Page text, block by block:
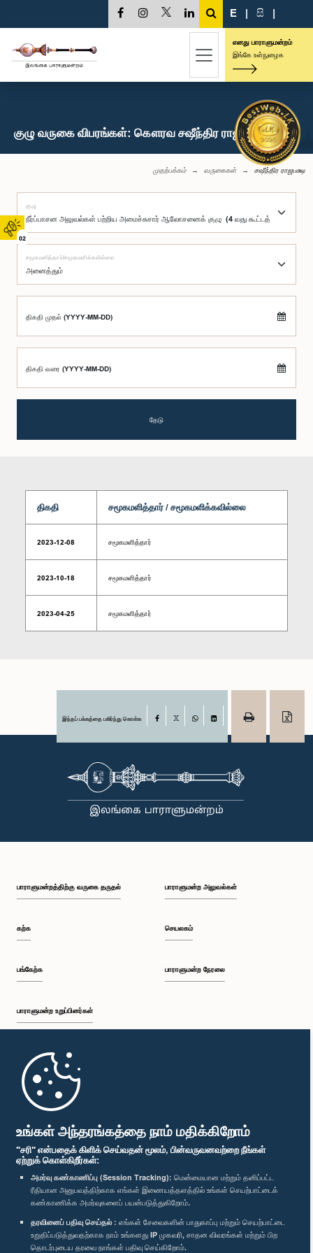
உங்கள் அந்தரங்கத்தை நாம் மதிக்கிறோம்
"சரி" என்பதைக் கிளிக் செய்வதன் மூலம், பின்வருவனவற்றை நீங்கள்
ஏற்றுக் கொள்கிறீர்கள்:
அமர்வு கண்காணிப்பு (Session Tracking): மென்மையான மற்றும் தனிப்பட்ட
ரீதியான அனுபவத்திற்காக எங்கள் இணையத்தளத்தில் உங்கள் செயற்பாட்டைக்
கண்காணிக்க அமர்வுகளைப் பயன்படுத்துகிறோம்.
தரவினைப் பதிவு செய்தல் : எங்கள் சேவைகளின் பாதுகாப்பு மற்றும் செயற்பாட்டை
உறுதிப்படுத்துவதற்காக நாம் உங்களது IP முகவரி, சாதன விவரங்கள் மற்றும் பிற
தொடர்புடைய தரவை நாங்கள் பதிவு செய்கிறோம்.
02
E | සි |
எனது பாராளுமன்றம்
இங்கே உள்நுழைக
குழு வருகை விபரங்கள்: கௌரவ சஷீந்திர ராஜபக்ஷ, பா.உ.
முதற்பக்கம் வருகைகள் சஷீந்திர ராஜபக்ஷ
குழு
சமூகமளித்தார்/சமூகமளிக்கவில்லை
திகதி முதல் (YYYY-MM-DD)
திகதி வரை (YYYY-MM-DD)
தேடு
திகதி சமூகமளித்தார் / சமூகமளிக்கவில்லை
2023-12-08 சமூகமளித்தார்
2023-10-18 சமூகமளித்தார்
2023-04-25 சமூகமளித்தார்
இந்தப் பக்கத்தை பகிர்ந்து கொள்க Facebook
பாராளுமன்றத்திற்கு வருகை தருதல்
கற்க
பங்கேற்க
பாராளுமன்ற உறுப்பினர்கள்
முதற்பக்கம்
பாராளுமன்ற அலுவல்கள்
செயலகம்
பாராளுமன்ற நேரலை
பாராளுமன்ற கையடக்க செயலி
எம்மை பின்தொடர்க :
விருதுகள்